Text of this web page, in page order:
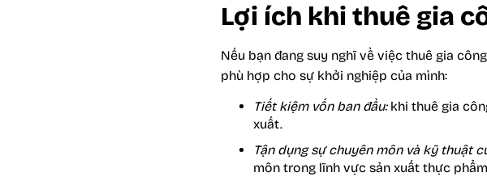
Lợi ích khi thuê gia
Nếu bạn đang suy nghĩ về việc thuê gia
phù hợp cho sự khởi nghiệp của mình:
Tiết kiệm vốn ban đầu:khi thuê gia
xuất.
Tận dụng sự chuyên môn và kỹ thuật
môn trong lĩnh vực sản xuất thực